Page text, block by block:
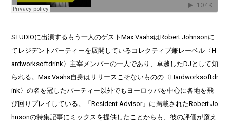
STUDIOに出演するもう一人のゲストMax VaahsはRobert Johnsonに
てレジデントパーティーを展開しているコレクティブ兼レーベル〈H
ardworksoftdrink〉主宰メンバーの一人であり、卓越したDJとして知
られる。Max Vaahs自身はリリースこそないものの〈Hardworksoftdr
ink〉の名を冠したパーティー以外でもヨーロッパを中心に各地を飛
び回りプレイしている。「Resident Advisor」に掲載されたRobert Jo
hnsonの特集記事にミックスを提供したことからも、彼の評価が窺え